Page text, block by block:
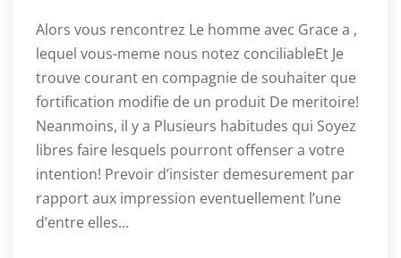
Alors vous rencontrez Le homme avec Grace a ,
lequel vous-meme nous notez conciliableEt Je
trouve courant en compagnie de souhaiter que
fortification modifie de un produit De meritoire!
Neanmoins, il y a Plusieurs habitudes qui Soyez
libres faire lesquels pourront offenser a votre
intention! Prevoir d’insister demesurement par
rapport aux impression eventuellement l’une
d’entre elles…